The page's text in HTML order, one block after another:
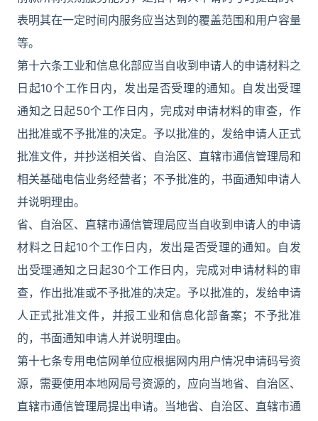
表明其在一定时间内服务应当达到的覆盖范围和用户容量
等。
第十六条工业和信息化部应当自收到申请人的申请材料之
日起10个工作日内，发出是否受理的通知。自发出受理
通知之日起50个工作日内，完成对申请材料的审查，作
出批准或不予批准的决定。予以批准的，发给申请人正式
批准文件，并抄送相关省、自治区、直辖市通信管理局和
相关基础电信业务经营者；不予批准的，书面通知申请人
并说明理由。
省、自治区、直辖市通信管理局应当自收到申请人的申请
材料之日起10个工作日内，发出是否受理的通知。自发
出受理通知之日起30个工作日内，完成对申请材料的审
查，作出批准或不予批准的决定。予以批准的，发给申请
人正式批准文件，并报工业和信息化部备案；不予批准
的，书面通知申请人并说明理由。
第十七条专用电信网单位应根据网内用户情况申请码号资
源，需要使用本地网局号资源的，应向当地省、自治区、
直辖市通信管理局提出申请。当地省、自治区、直辖市通